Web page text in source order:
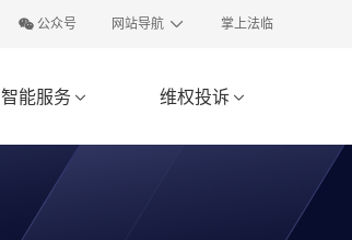
公众号 网站导航 掌上法临
智能服务  维权投诉 